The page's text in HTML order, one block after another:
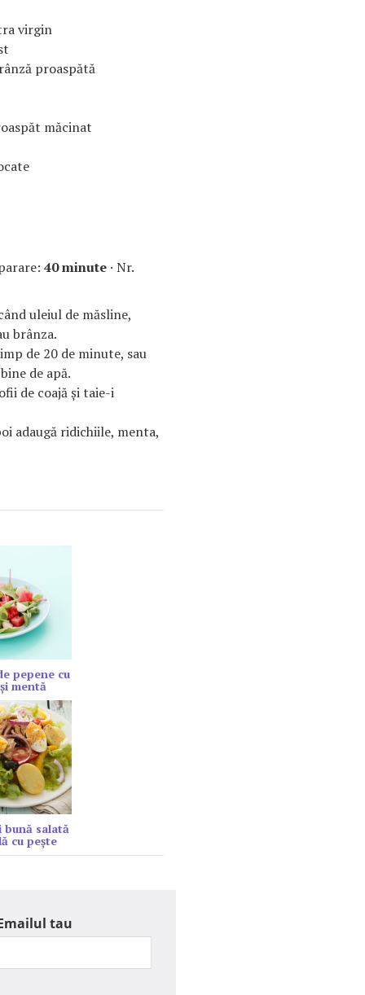
virgin
proaspătă
măcinat
40 minute · Nr.
uleiul de măsline,
brânza.
de 20 de minute, sau
de apă.
de coajă şi taie-i
adaugă ridichiile, menta,
pepene cu
mentă
bună salată
cu peşte
tau